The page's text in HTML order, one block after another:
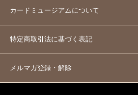
カードミュージアムについて
特定商取引法に基づく表記
メルマガ登録・解除